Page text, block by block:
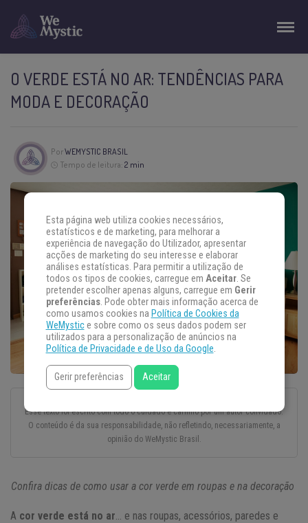
O VERDE ESTÁ NO AR: TENDÊNCIAS PARA
MODA E DECORAÇÃO
PorWEMYSTIC BRASIL
Tempo de leitura: 2 min
Esse texto foi escrito com todo o cuidado e carinho por um autor convidado.
O conteúdo é da sua responsabilidade, não refletindo, necessariamente, a
opinião do WeMystic Brasil.
Confira dicas de como usar a cor verde em roupas e na decoração
A cor verde está no ar … e nas roupas, acessórios, paredes e
Esta página web utiliza cookies necessários,
estatísticos e de marketing, para melhorar a
experiência de navegação do Utilizador, apresentar
acções de marketing do seu interesse e elaborar
análises estatísticas. Para permitir a utilização de
todos os tipos de cookies, carregue em Aceitar. Se
pretender escolher apenas alguns, carregue em Gerir
preferências. Pode obter mais informação acerca de
como usamos cookies na Política de Cookies da
WeMystice sobre como os seus dados podem ser
utilizados para a personalização de anúncios na
Política de Privacidade e de Uso da Google.
Gerir preferências Aceitar